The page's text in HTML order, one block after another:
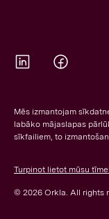
Mēs izmantojam
labāko mājaslapas
sīkfailiem, to
Turpinot lietot mūsu
© 2026 Orkla. All rights